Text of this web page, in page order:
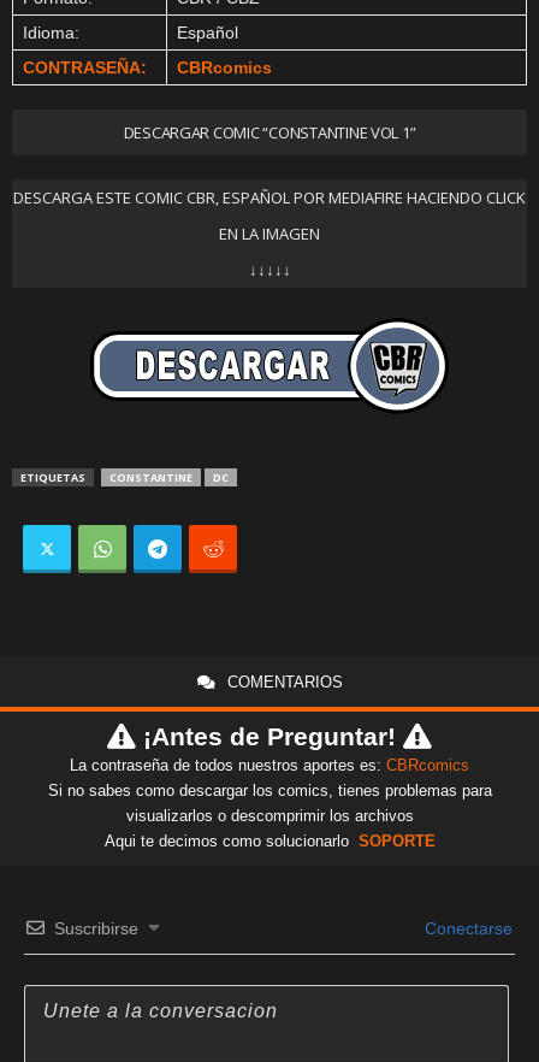
Idioma:
Español
CONTRASEÑA:
CBRcomics
DESCARGAR COMIC “CONSTANTINE VOL 1”
DESCARGA ESTE COMIC CBR, ESPAÑOL POR MEDIAFIRE HACIENDO CLICK
EN LA IMAGEN
↓↓↓↓↓
ETIQUETAS CONSTANTINE DC
COMENTARIOS
¡Antes de Preguntar!
La contraseña de todos nuestros aportes es: CBRcomics
Si no sabes como descargar los comics, tienes problemas para
visualizarlos o descomprimir los archivos
Aqui te decimos como solucionarlo SOPORTE
Suscribirse Conectarse